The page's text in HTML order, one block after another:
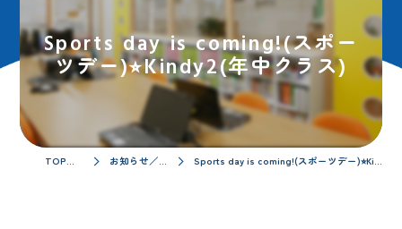
Sports day is coming!(スポー
ツデー)⭐︎Kindy2(年中クラス)
TOPページ お知らせ／ブログ Sports day is coming!(スポーツデー)⭐︎Kindy2(年中クラス)